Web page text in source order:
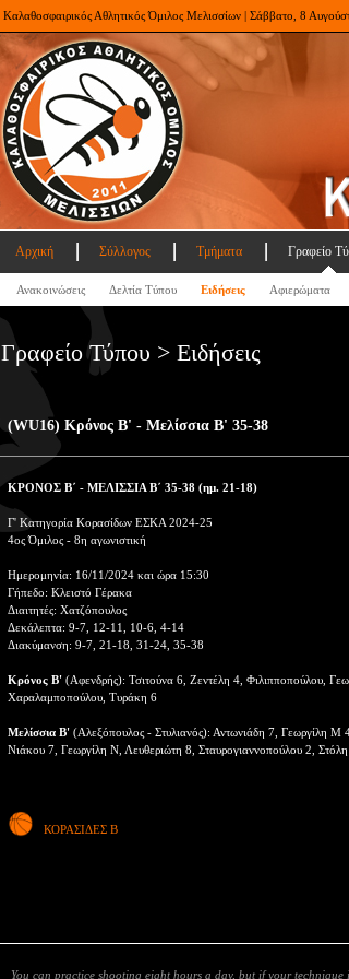
Καλαθοσφαιρικός Αθλητικός Όμιλος Μελισσίων | Σάββατο, 8
Αρχική Σύλλογος Τμήματα Γραφείο
Ανακοινώσεις Δελτία Τύπου Ειδήσεις Αφιερώματα
Γραφείο Τύπου > Ειδήσεις
(WU16) Κρόνος Β' - Μελίσσια Β' 35-38
ΚΡΟΝΟΣ Β΄ - ΜΕΛΙΣΣΙΑ Β΄ 35-38 (ημ. 21-18)
Γ' Κατηγορία Κορασίδων ΕΣΚΑ 2024-25
4ος Όμιλος - 8η αγωνιστική
Ημερομηνία: 16/11/2024 και ώρα 15:30
Γήπεδο: Κλειστό Γέρακα
Διαιτητές: Χατζόπουλος
Δεκάλεπτα: 9-7, 12-11, 10-6, 4-14
Διακύμανση: 9-7, 21-18, 31-24, 35-38
Κρόνος Β' (Αφενδρής): Τσιτούνα 6, Ζεντέλη 4, Φιλιπποπούλου,
Χαραλαμποπούλου, Τυράκη 6
Μελίσσια Β' (Αλεξόπουλος - Στυλιανός): Αντωνιάδη 7, Γεωργίλη
Νιάκου 7, Γεωργίλη Ν, Λευθεριώτη 8, Σταυρογιαννοπούλου 2, Στόλη
ΚΟΡΑΣΙΔΕΣ Β
You can practice shooting eight hours a day, but if your